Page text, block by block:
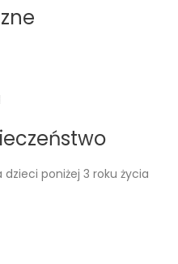
poniżej 3 roku życia